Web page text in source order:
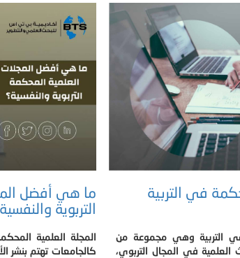
في التربية
التربية وهي مجموعة من
العلمية في المجال التربوي،
ما هي أفضل
التربوية
المجلة العلمية
كالجامعات تهتم بنشر